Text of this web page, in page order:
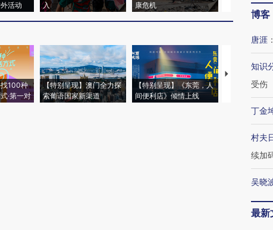
活动
入
康危机
心“花钱找虐”
找100种
·第一对
【特别呈现】澳门全力探
索葡语国家新渠道
【特别呈现】《东莞，人
间便利店》倾情上线
【推广】走进
会，让数智科
博客
唐涯 ：
知识
受伤
丁金
村夫
续加
吴晓
最新